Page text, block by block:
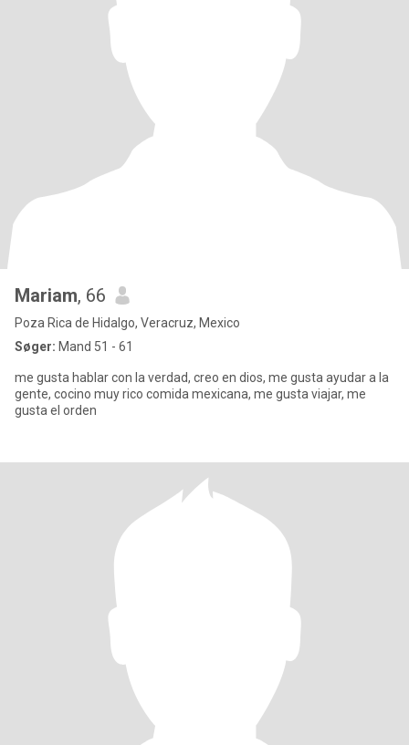
Mariam, 66
Poza Rica de Hidalgo, Veracruz, Mexico
Søger: Mand 51 - 61
me gusta hablar con la verdad, creo en dios, me gusta ayudar a la
gente, cocino muy rico comida mexicana, me gusta viajar, me
gusta el orden